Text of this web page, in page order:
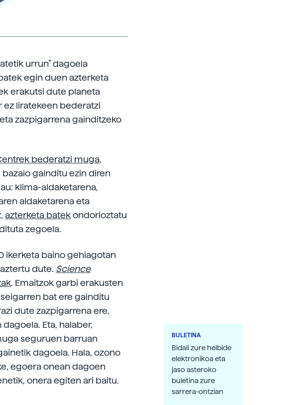
urrun” dagoela
egin duen azterketa
erakutsi dute planeta
ez liratekeen bederatzi
zazpigarrena gainditzeko
bederatzi muga,
gainditu ezin diren
klima-aldaketarena,
aldaketarena eta
azterketa batekondorioztatu
zegoela.
ikerketa baino gehiagotan
dute. Science
. Emaitzok garbi erakusten
bat ere gainditu
dute zazpigarrena ere,
Eta, halaber,
seguruen barruan
dagoela. Hala, ozono
egoera onean dagoen
onera egiten ari baitu.
BULETINA
Bidali zure helbide
elektronikoa eta
jaso asteroko
buletina zure
sarrera-ontzian